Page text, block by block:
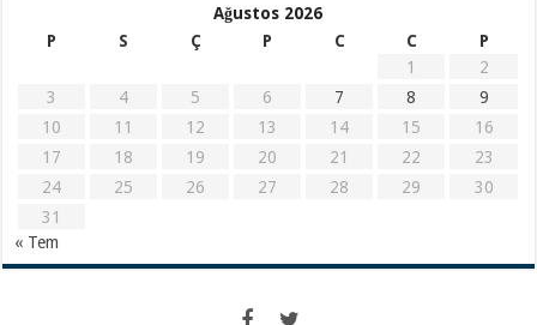
Ağustos 2026
P
S Ç P C C
P
1
2
3
4 5 6 7 8
9
10
11 12 13 14 15
16
17
18 19 20 21 22
23
24
25 26 27 28 29
30
31
« Tem